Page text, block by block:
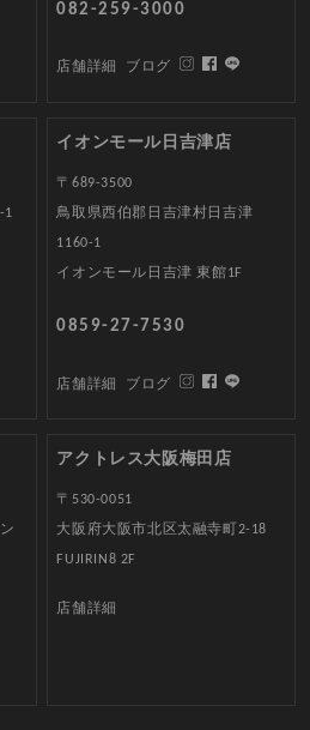
082-259-3000
店舗詳細 ブログ
1
イオンモール日吉津店
〒689-3500
鳥取県西伯郡日吉津村日吉津
1160-1
イオンモール日吉津 東館1F
0859-27-7530
店舗詳細 ブログ
アクトレス大阪梅田店
〒530-0051
大阪府大阪市北区太融寺町2-18
FUJIRIN8 2F
店舗詳細